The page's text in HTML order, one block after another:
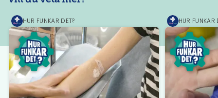
MediPrep
HUR FUNKAR DET? MediPrep
HUR FUNKAR